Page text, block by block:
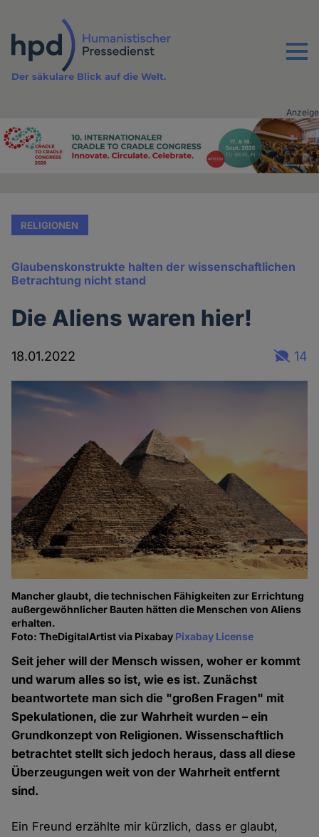
Inhalt
Menu
Der säkulare Blick auf die Welt.
Advertising
Anzeige
RELIGIONEN
Glaubenskonstrukte halten der wissenschaftlichen
Betrachtung nicht stand
Die Aliens waren hier!
18.01.2022 14
Mancher glaubt, die technischen Fähigkeiten zur Errichtung
außergewöhnlicher Bauten hätten die Menschen von Aliens
erhalten.
Foto: TheDigitalArtist via Pixabay Pixabay License
Seit jeher will der Mensch wissen, woher er kommt
und warum alles so ist, wie es ist. Zunächst
beantwortete man sich die "großen Fragen" mit
Spekulationen, die zur Wahrheit wurden – ein
Grundkonzept von Religionen. Wissenschaftlich
betrachtet stellt sich jedoch heraus, dass all diese
Überzeugungen weit von der Wahrheit entfernt
sind.
Ein Freund erzählte mir kürzlich, dass er glaubt,